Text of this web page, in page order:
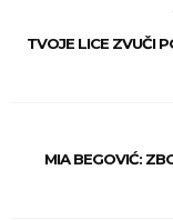
TVOJE LICE ZVUČI
MIA BEGOVIĆ: